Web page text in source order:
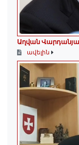
Աղվան
ավելին